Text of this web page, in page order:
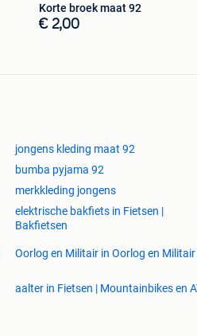
Korte broek maat 92
€ 2,00
jongens kleding maat 92
bumba pyjama 92
merkkleding jongens
elektrische bakfiets in Fietsen |
Bakfietsen
Oorlog en Militair in Oorlog en Militair
aalter in Fietsen | Mountainbikes en